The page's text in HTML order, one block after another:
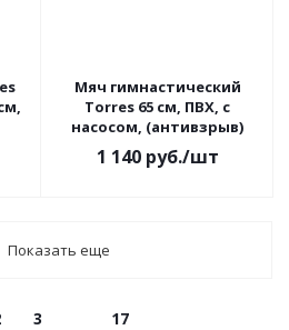
Мяч гимнастический
Torres 65 см, ПВХ, с
насосом, (антивзрыв)
1 140руб./шт
Показать еще
3 17